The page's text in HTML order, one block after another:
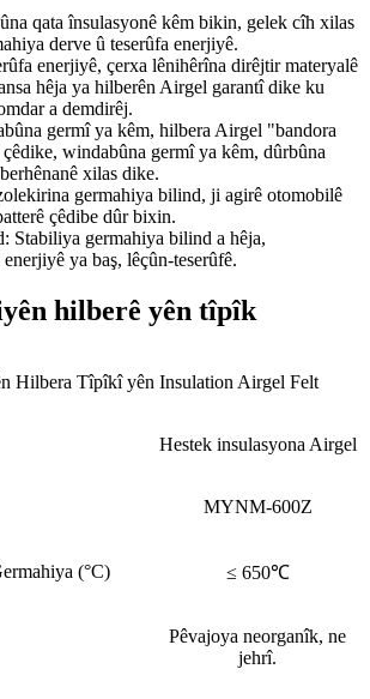
qata însulasyonê kêm bikin, gelek cîh xilas
derve û teserûfa enerjiyê.
enerjiyê, çerxa lênihêrîna dirêjtir materyalê
hêja ya hilberên Airgel garantî dike ku
a demdirêj.
germî ya kêm, hilbera Airgel "bandora
windabûna germî ya kêm, dûrbûna
xilas dike.
germahiya bilind, ji agirê otomobilê
çêdibe dûr bixin.
Stabiliya germahiya bilind a hêja,
ya baş, lêçûn-teserûfê.
hilberê yên tîpîk
Hilbera Tîpîkî yên Insulation Airgel Felt
Hestek insulasyona Airgel
MYNM-600Z
(°C) ≤ 650℃
Pêvajoya neorganîk, ne
jehrî.